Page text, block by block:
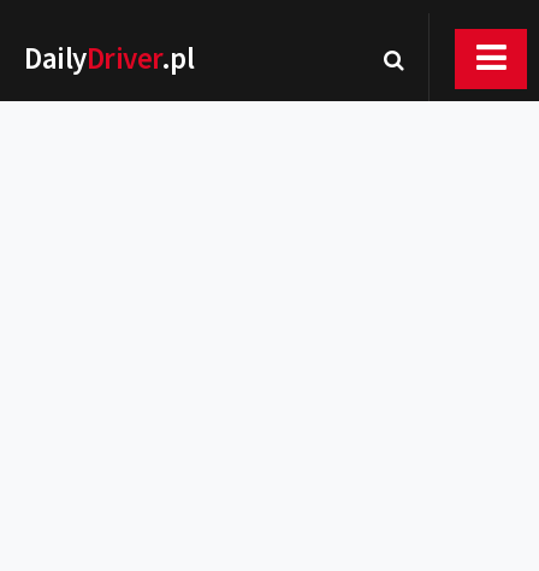
DailyDriver.pl